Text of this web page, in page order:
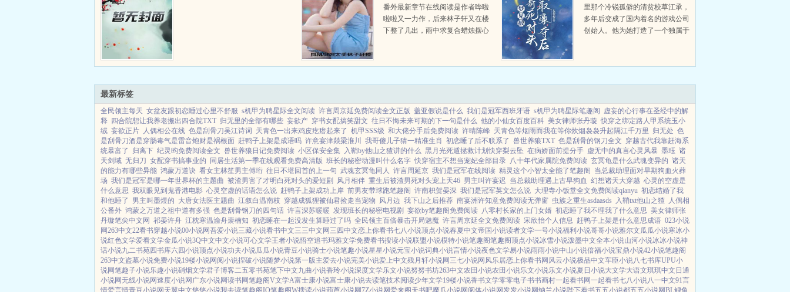
林子轩橙橙
番外最新章节在线阅读是作者哗啦
啦啦又一力作，后来林子轩又在楼
下整了几出，雨中求复合蜡烛摆心
但遇到那么烂男人，我心里还是难
里那个冷锐孤僻的清贫校草江承，
多年后变成了国内着名的游戏公司
创始人。他为她打造了一个独属于
着满溢的偏执和深情，喜欢这里
最新标签
全民领主每天 女盆友跟初恋睡过心里不舒服 s机甲为聘星际全文阅读 许言周京延免费阅读全文正版 盖亚假说是什么 我们是冠军西班牙语 s机甲为聘星际笔趣阁
虚妄的心行事在圣经中的解
释 四合院想让我养老搬出四合院TXT 归无里的全部有哪些 妄欲产 穿书女配搞笑甜文 往日不悔未来可期的下一句是什么 他的小仙女百度百科 美女律师张丹璇 快穿之绑定路人甲系统玉小
绒 妄欲正片 人偶相公在线 色是刮骨刀吴江诗词 天青色一出来鸡皮疙瘩起来了 机甲SSS级 和大佬分手后免费阅读 许晴陈峰 天青色等烟雨而我在等你炊烟袅袅升起隔江千万里 归无处 色
是刮骨刀酒是穿肠毒气是雷音炮财是祸根面 赶鸭子上架是成语吗 许意宴津燚梁淮川 我哥傻儿子猜一精准生肖 初恋睡了后不联系了 兽世养狼TXT 色是刮骨的钢刀全文 穿越古代我靠赶海系
统暴富了
归离下 纪灵昀免费阅读全文 兽世养狼日记免费阅读 小区保安全集 入鞘by他山之猹讲的什么 黑月光死遁拯救计划快穿梨云坠 在病娇面前提分手 虚无中的真言心灵风暴 墨珏 诸
天剑域 无归刀 女配穿书搞事业的 同居生活第一季在线观看免费高清版 班长的秘密动漫叫什么名字 快穿宿主不想当宠妃全部目录 八十年代家属院免费阅读 玄冥龟是什么武魂变异的 诸天
的能力有哪些异能 鸿蒙万道诀 看女主林笙男主傅珩 往日不堪回首的上一句 武魂玄冥龟同人 许言周延京 我们是冠军在线阅读 精灵这个小智太全能了笔趣阁
当总裁助理面对早期狗血火葬
场 我们是冠军是哪一年世界杯的主题曲 被渣男害了才明白死对头的爱短剧 风月相伴 重生后被渣男死对头宠上天46 男主叫许宴迟 当总裁助理遇上古早狗血 幻想诸天大穿越 心灵的空虚是
什么意思 我双眼见到鬼香港电影 心灵空虚的话语怎么说 赶鸭子上架成功上岸 前男友带球跑笔趣阁 许南枳贺晏深 我们是冠军英文怎么说 大理寺小饭堂全文免费阅读qianyu 初恋结婚了我
和他睡了
男主叫墨煜的 大唐女法医主题曲 江叙白温南枝 穿越成狐狸被仙君捡走当宠物 风月边 我下山之后推荐 南宴洲许知意免费阅读无弹窗 虫族之重生asdaasds 入鞘txt他山之猹
人偶相
公番外 鸿蒙之万道之祖中道有多强 色是刮骨钢刀的四句话 许言深苏暖暖 发现班长的秘密电视剧 妄欲by笔趣阁免费阅读 八零村长家的上门女婿 初恋睡了我不理我了什么意思 美女律师张
丹璇笔尖中文网 祁晏许舟 江枕寒温渝舟裴楠知 初恋睡在一起没发生算睡过了吗 全民领主百倍暴击开局魅魔 许言周京延全文免费阅读 宋欣怡个人信息 赶鸭子上架是什么意思成语 023小说
网263中文22看书穿越小说00小说网吾爱小说三藏小说看书中文三三中文网 三四中文恋上你看书七八小说顶点小说春夏中文帝国小说读者文学一号小说福利小说哥哥小说雅尔文瓜瓜小说寒冰小
说红色文学爱看文学金瓜小说3Q中文中文小说可心文学王者小说悟空追书玛雅文学免费看书搜读小说联盟小说模特小说笔趣阁笔趣阁顶点小说冰雪小说泼墨中文全本小说山河小说冰冰小说神
话小说九二书苑四书库六四小说顶点小说功夫小说瓜瓜小说青豆小说骑士小说笔趣小说星星小说元宝小说词典小说言情小说夜色文学易小说雨雨小说中山小说倍福小说宝鼎小说42小说笔趣阁
263中文盗墓小说免费小说19楼小说网阅小说捏破小说随梦小说第一版主爱去小说完美小说爱上中文残月轩小说网 三七小说网 风乐居恋上你看书网 风云小说极品中文车臣小说八七书库UPU小
说网笔趣子小说乐趣小说硝烟文学君子博客二五零书苑笔下中文九曲小说香玲小说深度文学乐文小说努努书坊263中文农田小说农田小说乐文小说乐文小说夏日小说大文学大语文琪琪中文 日通
小说网无线小说网速度小说网 广东小说网读书网笔趣阁V文学A富士康小说富士康小说去读笔技术阅读少年文学19楼小说香书文学零零电子书书画村一起看书网一起看书七八小说八一中文91言
情爱言情青豆小说网 天翼中文悠悠小说我去读笔趣阁IO笔趣阁W搜读小说葫芦小说网7Z小说网爱来阁 天书吧魔爪小说网 阅体小说网 发发小说网纳兰小说陛下看书五五小说都五五小说网BL鲤鱼